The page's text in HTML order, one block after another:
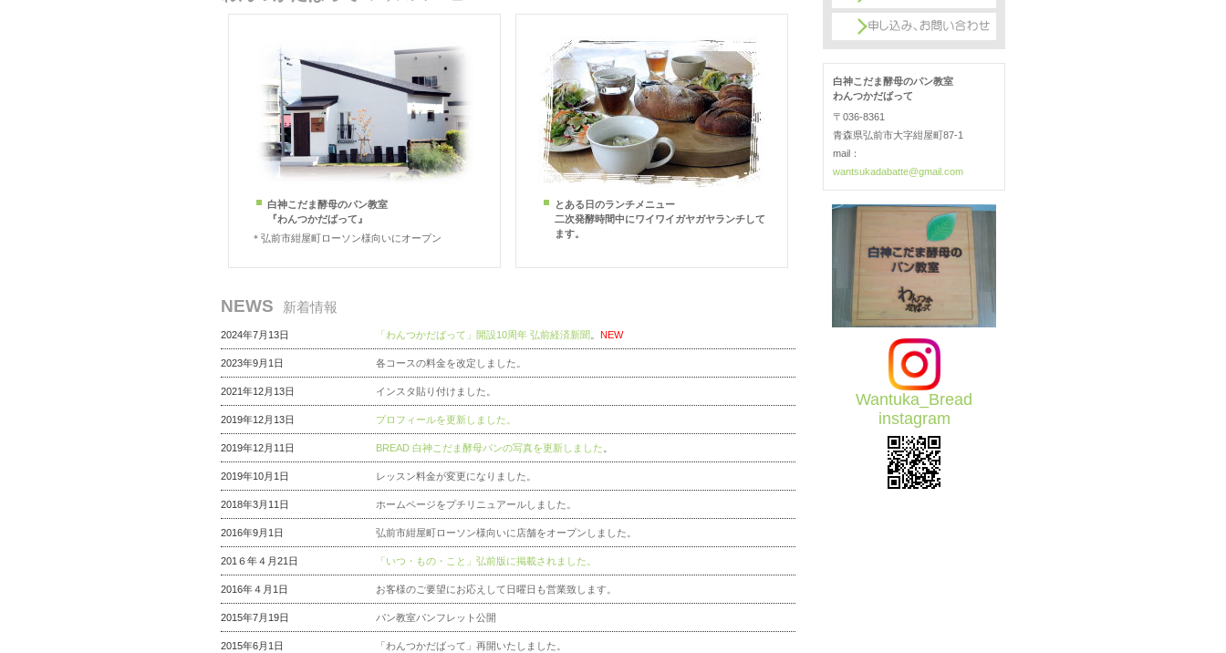
白神こだま酵母のパン教室
『わんつかだばって』
＊弘前市紺屋町ローソン様向いにオープン
とある日のランチメニュー
二次発酵時間中にワイワイガヤガヤランチして
ます。
NEWS 新着情報
2024年7月13日 「わんつかだばって」開設10周年 弘前経済新聞 NEW
2023年9月1日 各コースの料金を改定しました。
2021年12月13日 インスタ貼り付けました。
2019年12月13日 プロフィールを更新しました。
2019年12月11日 BREAD 白神こだま酵母パンの写真を更新しました
2019年10月1日 レッスン料金が変更になりました。
2018年3月11日 ホームページをプチリニュアールしました。
2016年9月1日 弘前市紺屋町ローソン様向いに店舗をオープンしました。
201６年４月21日 「いつ・もの・こと」弘前版に掲載されました。
2016年４月1日 お客様のご要望にお応えして日曜日も営業致します。
2015年7月19日 パン教室パンフレット公開
2015年6月1日 「わんつかだばって」再開いたしました。
白神こだま酵母のパン教室
わんつかだばって
〒036-8361
青森県弘前市大字紺屋町87-1
mail：
wantsukadabatte@gmail.com
Wantuka_Bread
instagram